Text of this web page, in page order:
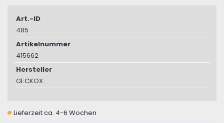
Art.-ID
485
Artikelnummer
415662
Hersteller
GECKOX
Lieferzeit ca. 4-6 Wochen